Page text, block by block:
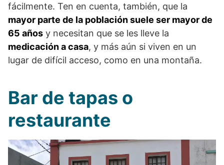
fácilmente. Ten en cuenta, también, que la
mayor parte de la población suele ser mayor de
65 años y necesitan que se les lleve la
medicación a casa, y más aún si viven en un
lugar de difícil acceso, como en una montaña.
Bar de tapas o
restaurante